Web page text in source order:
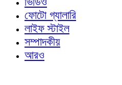
ফোটো গ্যালারি
লাইফ স্টাইল
সম্পাদকীয়
আরও